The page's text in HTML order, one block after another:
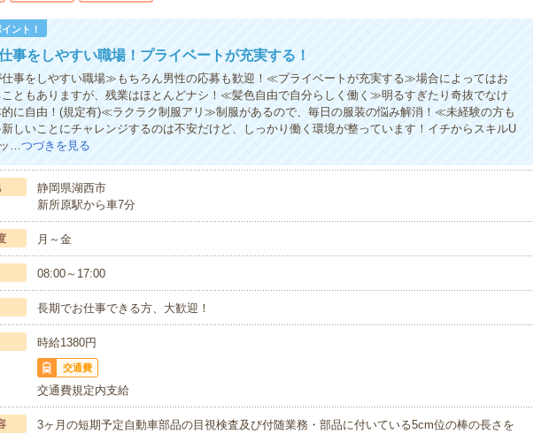
ント！
事をしやすい職場！プライベートが充実する！
事をしやすい職場≫もちろん男性の応募も歓迎！≪プライベートが充実する≫場合によってはお
ともありますが、残業はほとんどナシ！≪髪色自由で自分らしく働く≫明るすぎたり奇抜でなけ
に自由！(規定有)≪ラクラク制服アリ≫制服があるので、毎日の服装の悩み解消！≪未経験の方も
しいことにチャレンジするのは不安だけど、しっかり働く環境が整っています！イチからスキルU
…つづきを見る
静岡県湖西市
新所原駅から車7分
月～金
08:00～17:00
長期でお仕事できる方、大歓迎！
時給1380円
交通費
交通費規定内支給
3ヶ月の短期予定自動車部品の目視検査及び付随業務・部品に付いている5cm位の棒の長さを